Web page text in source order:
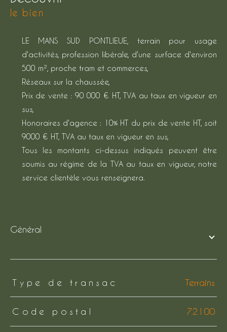
le bien
LE MANS SUD PONTLIEUE, terrain pour usage
d'activités, profession libérale, d'une surface d'environ
500 m², proche tram et commerces,
Réseaux sur la chaussée,
Prix de vente : 90 000 € HT, TVA au taux en vigueur en
sus,
Honoraires d'agence : 10% HT du prix de vente HT, soit
9000 € HT, TVA au taux en vigueur en sus,
Tous les montants ci-dessus indiqués peuvent être
soumis au régime de la TVA au taux en vigueur, notre
service clientèle vous renseignera.
général
TRAD_ZEPHYR_Caracteristique TRAD_ZEPHYR_Valeurs
Type de transac Terrains
Code postal 72100